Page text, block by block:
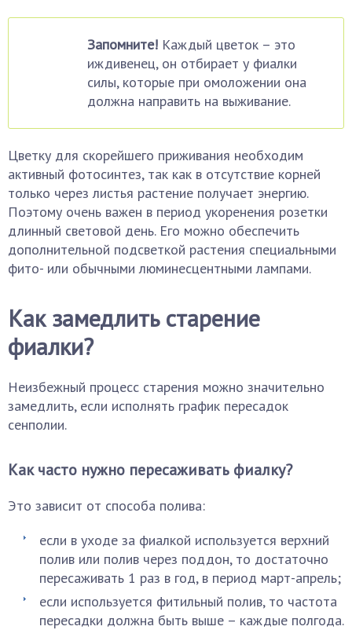
Запомните! Каждый цветок – это
иждивенец, он отбирает у фиалки
силы, которые при омоложении она
должна направить на выживание.
Цветку для скорейшего приживания необходим
активный фотосинтез, так как в отсутствие корней
только через листья растение получает энергию.
Поэтому очень важен в период укоренения розетки
длинный световой день. Его можно обеспечить
дополнительной подсветкой растения специальными
фито- или обычными люминесцентными лампами.
Как замедлить старение
фиалки?
Неизбежный процесс старения можно значительно
замедлить, если исполнять график пересадок
сенполии.
Как часто нужно пересаживать фиалку?
Это зависит от способа полива:
если в уходе за фиалкой используется верхний
полив или полив через поддон, то достаточно
пересаживать 1 раз в год, в период март-апрель;
если используется фитильный полив, то частота
пересадки должна быть выше – каждые полгода.